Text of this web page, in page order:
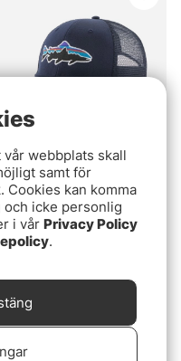
Fitz Roy Trout
Hat - New Navy
kr
webbplats skall
samt för
Cookies kan komma
icke personlig
i vår Privacy Policy
.